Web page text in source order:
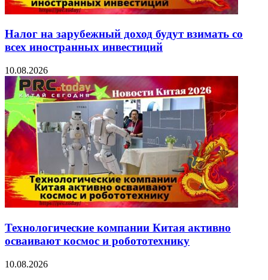
Налог на зарубежный доход будут взимать со
всех иностранных инвестиций
10.08.2026
Технологические компании Китая активно
осваивают космос и робототехнику
10.08.2026